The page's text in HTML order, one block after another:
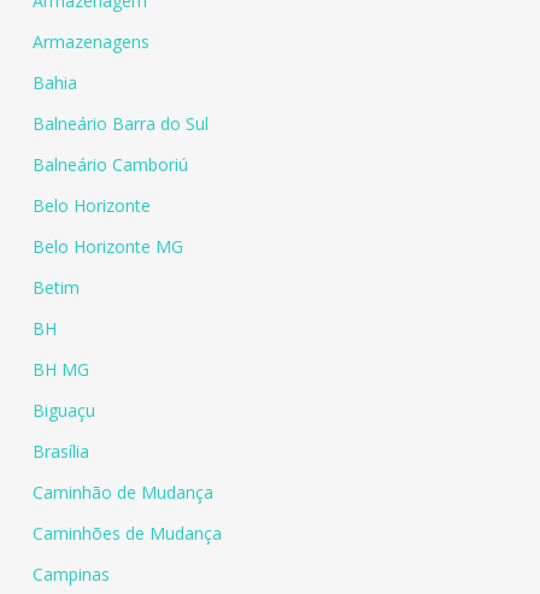
Armazenagens
Bahia
Balneário Barra do Sul
Balneário Camboriú
Belo Horizonte
Belo Horizonte MG
Betim
BH
BH MG
Biguaçu
Brasília
Caminhão de Mudança
Caminhões de Mudança
Campinas